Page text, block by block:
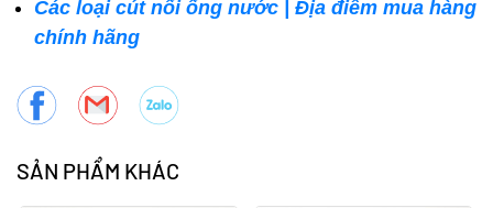
Các loại cút nối ống nước | Địa điểm mua hàng
chính hãng
SẢN PHẨM KHÁC